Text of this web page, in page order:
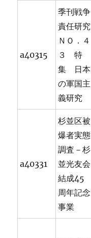
a40315
季刊戦争
責任研究
ＮＯ．４
３ 特
集 日本
の軍国主
義研究
a40331
杉並区被
爆者実態
調査－杉
並光友会
結成45
周年記念
事業